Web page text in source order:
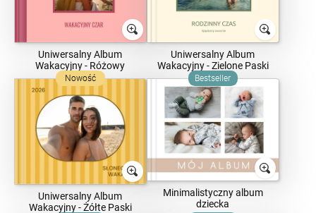
Uniwersalny Album
Wakacyjny - Różowy
Uniwersalny Album
Wakacyjny - Zielone Paski
Nowość
Uniwersalny Album
Wakacyjny - Żółte Paski
Bestseller
Minimalistyczny album
dziecka